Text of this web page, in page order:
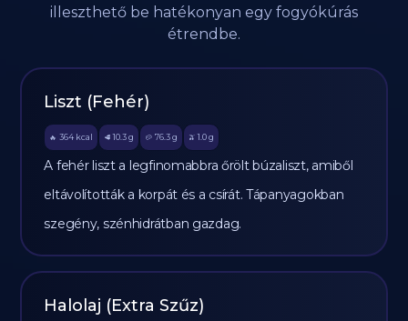
illeszthető be hatékonyan egy fogyókúrás
étrendbe.
Liszt (Fehér)
🔥 364 kcal 🥩 10.3 g 🥔 76.3g 🫒 1.0 g
A fehér liszt a legfinomabbra őrölt búzaliszt, amiből
eltávolították a korpát és a csírát. Tápanyagokban
szegény, szénhidrátban gazdag.
Halolaj (Extra Szűz)